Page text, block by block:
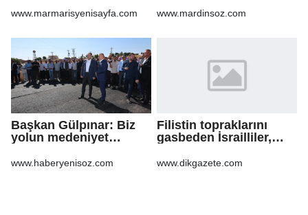
www.marmarisyenisayfa.com
Taşıdı
www.mardinsoz.com
Başkan Gülpınar: Biz
yolun medeniyet
www.haberyenisoz.com
Filistin topraklarını
gasbeden İsrailliler,
Şeria’daki saldırılarını
www.dikgazete.com